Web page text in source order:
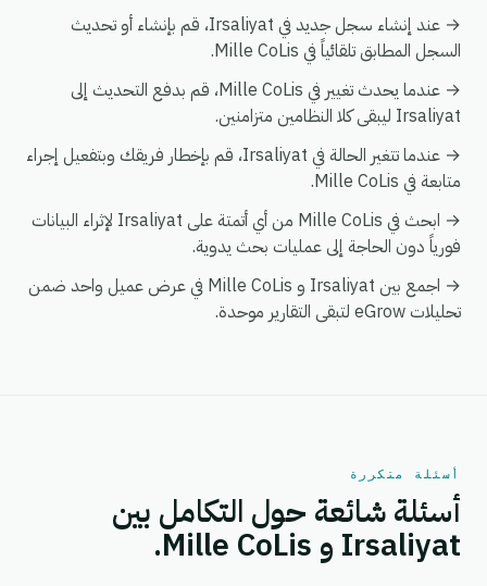
→ عند إنشاء سجل جديد في Irsaliyat، قم بإنشاء أو تحديث
السجل المطابق تلقائياً في Mille CoLis.
→ عندما يحدث تغيير في Mille CoLis، قم بدفع التحديث إلى
Irsaliyat ليبقى كلا النظامين متزامنين.
→ عندما تتغير الحالة في Irsaliyat، قم بإخطار فريقك وبتفعيل إجراء
متابعة في Mille CoLis.
→ ابحث في Mille CoLis من أي أتمتة على Irsaliyat لإثراء البيانات
فورياً دون الحاجة إلى عمليات بحث يدوية.
→ اجمع بين Irsaliyat و Mille CoLis في عرض عميل واحد ضمن
تحليلات eGrow لتبقى التقارير موحدة.
أسئلة متكررة
أسئلة شائعة حول التكامل بين
Irsaliyat و Mille CoLis.